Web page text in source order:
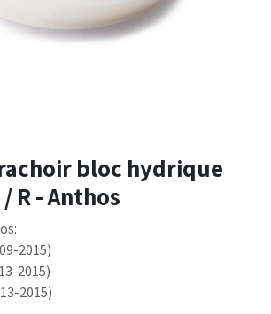
bloc hydrique
R - Anthos
2015)
2015)
2015)